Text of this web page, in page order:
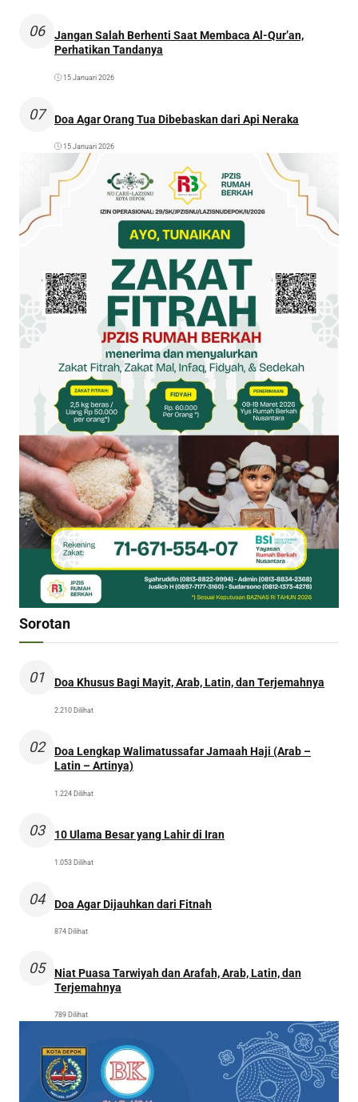
06
Jangan Salah Berhenti Saat Membaca Al-Qur’an,
Perhatikan Tandanya
15 Januari 2026
07 Doa Agar Orang Tua Dibebaskan dari Api Neraka
15 Januari 2026
Sorotan
01 Doa Khusus Bagi Mayit, Arab, Latin, dan Terjemahnya
2.210 Dilihat
02
Doa Lengkap Walimatussafar Jamaah Haji (Arab –
Latin – Artinya)
1.224 Dilihat
03 10 Ulama Besar yang Lahir di Iran
1.053 Dilihat
04 Doa Agar Dijauhkan dari Fitnah
874 Dilihat
05
Niat Puasa Tarwiyah dan Arafah, Arab, Latin, dan
Terjemahnya
789 Dilihat